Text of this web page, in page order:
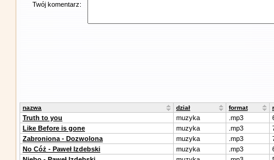
Twój komentarz:
nazwa dział format
Truth to you muzyka .mp3
Like Before is gone
muzyka .mp3
Zabroniona - Dozwolona
muzyka .mp3
No Cóż - Paweł Izdebski
muzyka .mp3